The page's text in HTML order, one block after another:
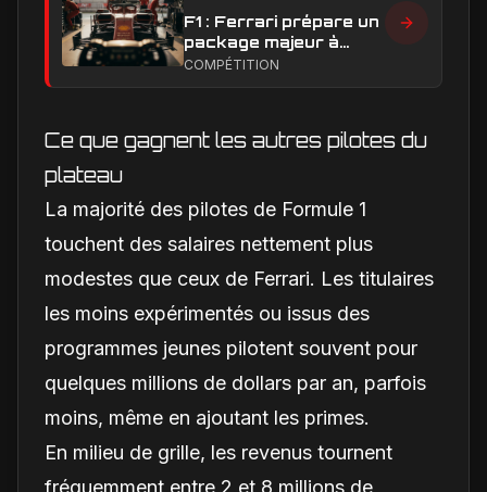
F1 : Ferrari prépare un
package majeur à
Barcelone, un test
COMPÉTITION
Ce que gagnent les autres pilotes du
plateau
La majorité des pilotes de Formule 1
touchent des salaires nettement plus
modestes que ceux de Ferrari. Les titulaires
les moins expérimentés ou issus des
programmes jeunes pilotent souvent pour
quelques millions de dollars par an, parfois
moins, même en ajoutant les primes.
En milieu de grille, les revenus tournent
fréquemment entre 2 et 8 millions de